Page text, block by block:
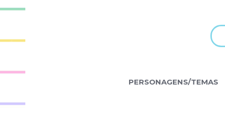
PERSONAGENS/TEMAS